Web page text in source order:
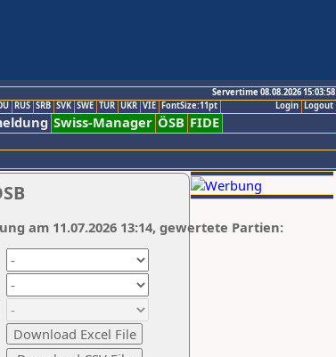
Servertime 08.08.2026 15:03:58
Logout
Login
RUS SRB SVK SWE TUR UKR VIE FontSize:11pt
Swiss-Manager ÖSB FIDE
am 11.07.2026 13:14, gewertete Partien: